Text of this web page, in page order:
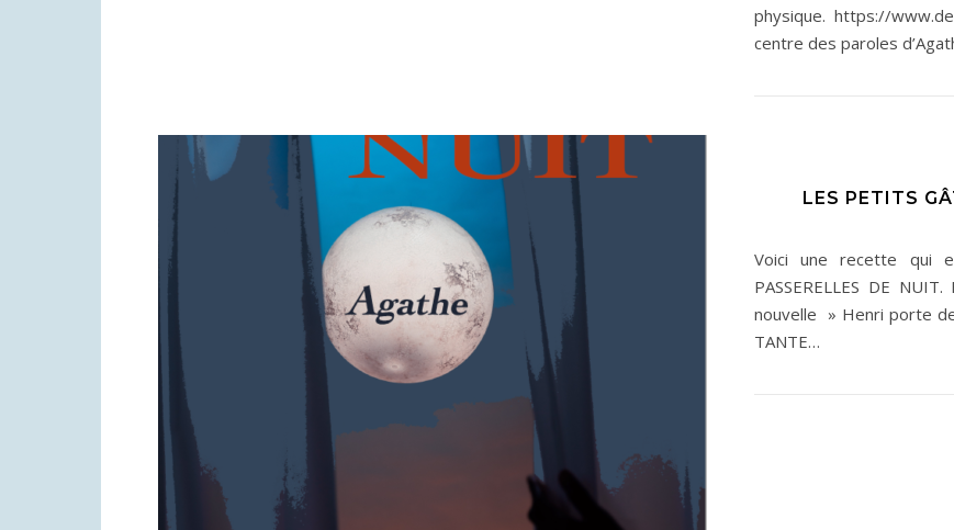
physique. https://
centre des paroles
LES PETITS
Voici une recette qui
PASSERELLES DE
nouvelle » Henri porte
TANTE…